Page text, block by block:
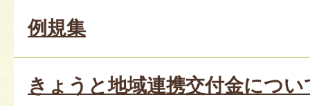
例規集
きょうと地域連携交付金につい